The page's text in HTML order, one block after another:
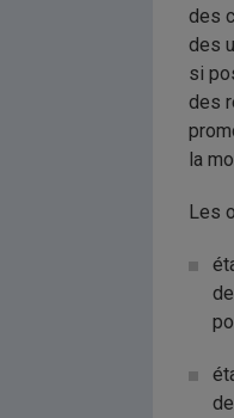
des
des
si
des
la
Les